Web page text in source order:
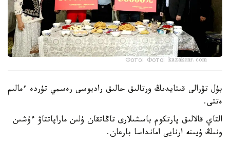
Фото: Фото: kazakcnr.com
بۇل تۋرالى قىتايدىڭ ورتالىق حالىق راديوسى رەسمي تۇردە ءمالىم
ەتتى.
التاي قالالىق پارتكوم باسشىلارى تاڭاتقان ۇلىن ماراپاتتاۋ ءۇشىن
ونىڭ ۇيىنە ارنايى امانداسا بارعان.